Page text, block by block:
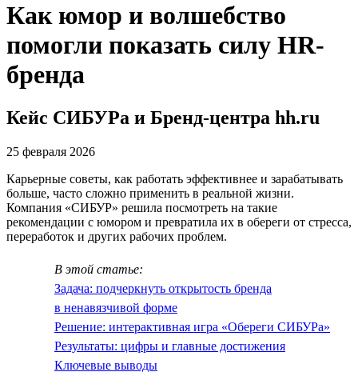
Как юмор и волшебство
помогли показать силу HR-
бренда
Кейс СИБУРа и Бренд-центра hh.ru
25 февраля 2026
Карьерные советы, как работать эффективнее и зарабатывать
больше, часто сложно применить в реальной жизни.
Компания «СИБУР» решила посмотреть на такие
рекомендации с юмором и превратила их в обереги от стресса,
переработок и других рабочих проблем.
В этой статье:
Задача: подчеркнуть открытость бренда
в ненавязчивой форме
Решение: интерактивная игра «Обереги СИБУРа»
Результаты: цифры и главные достижения
Ключевые выводы